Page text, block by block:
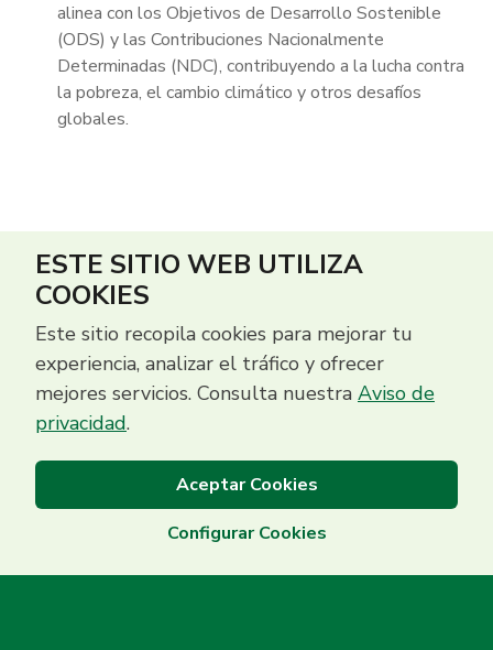
alinea con los Objetivos de Desarrollo Sostenible
(ODS) y las Contribuciones Nacionalmente
Determinadas (NDC), contribuyendo a la lucha contra
la pobreza, el cambio climático y otros desafíos
globales.
Centro de Contacto
ESTE SITIO WEB UTILIZA
COOKIES
Este sitio recopila cookies para mejorar tu
experiencia, analizar el tráfico y ofrecer
mejores servicios. Consulta nuestra Aviso de
privacidad.
Aceptar Cookies
Configurar Cookies